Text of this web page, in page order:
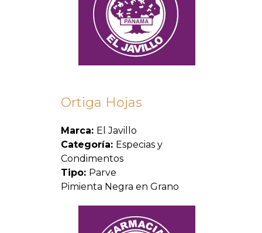
Ortiga Hojas
Marca: El Javillo
Categoría: Especias y
Condimentos
Tipo: Parve
Pimienta Negra en Grano